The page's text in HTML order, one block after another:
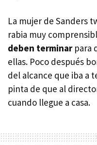
La mujer de Sanders
rabia muy
deben terminarpara
ellas. Poco después
del alcance que iba a
pinta de que al
cuando llegue a casa.